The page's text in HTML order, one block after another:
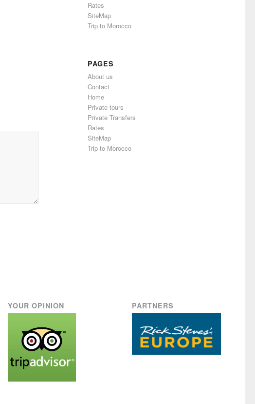
Rates
SiteMap
Trip to Morocco
PAGES
About us
Contact
Home
Private tours
Private Transfers
Rates
SiteMap
Trip to Morocco
YOUR OPINION PARTNERS